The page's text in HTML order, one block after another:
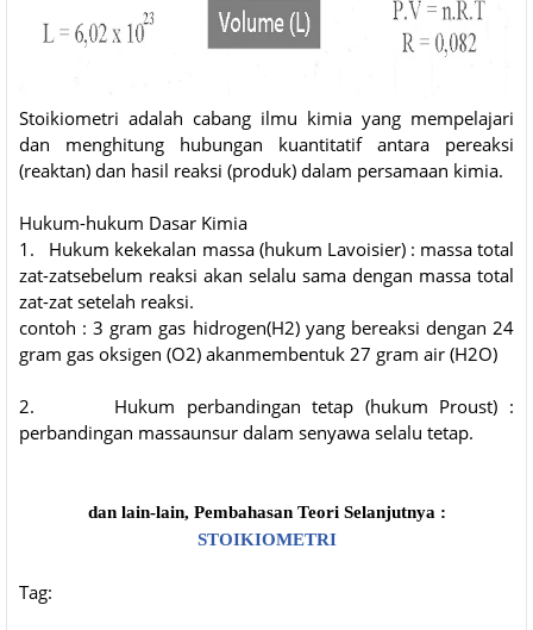
Stoikiometri adalah cabang ilmu kimia yang mempelajari
dan menghitung hubungan kuantitatif antara pereaksi
(reaktan) dan hasil reaksi (produk) dalam persamaan kimia.
Hukum-hukum Dasar Kimia
1. Hukum kekekalan massa (hukum Lavoisier) : massa total
zat-zatsebelum reaksi akan selalu sama dengan massa total
zat-zat setelah reaksi.
contoh : 3 gram gas hidrogen(H2) yang bereaksi dengan 24
gram gas oksigen (O2) akanmembentuk 27 gram air (H2O)
2. Hukum perbandingan tetap (hukum Proust) :
perbandingan massaunsur dalam senyawa selalu tetap.
dan lain-lain, Pembahasan Teori Selanjutnya :
STOIKIOMETRI
Tag: